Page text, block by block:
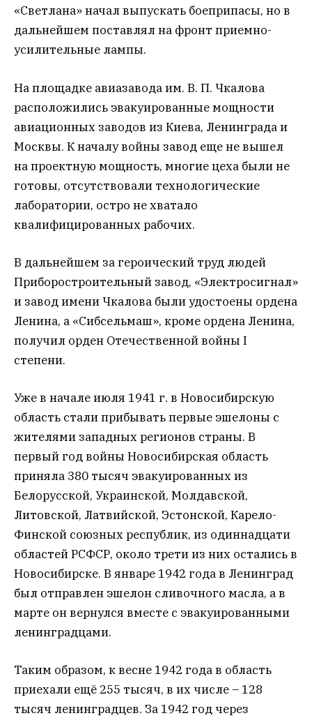
«Светлана» начал выпускать боеприпасы, но в
дальнейшем поставлял на фронт приемно-
усилительные лампы.
На площадке авиазавода им. В. П. Чкалова
расположились эвакуированные мощности
авиационных заводов из Киева, Ленинграда и
Москвы. К началу войны завод еще не вышел
на проектную мощность, многие цеха были не
готовы, отсутствовали технологические
лаборатории, остро не хватало
квалифицированных рабочих.
В дальнейшем за героический труд людей
Приборостроительный завод, «Электросигнал»
и завод имени Чкалова были удостоены ордена
Ленина, а «Сибсельмаш», кроме ордена Ленина,
получил орден Отечественной войны I
степени.
Уже в начале июля 1941 г. в Новосибирскую
область стали прибывать первые эшелоны с
жителями западных регионов страны. В
первый год войны Новосибирская область
приняла 380 тысяч эвакуированных из
Белорусской, Украинской, Молдавской,
Литовской, Латвийской, Эстонской, Карело-
Финской союзных республик, из одиннадцати
областей РСФСР, около трети из них остались в
Новосибирске. В январе 1942 года в Ленинград
был отправлен эшелон сливочного масла, а в
марте он вернулся вместе с эвакуированными
ленинградцами.
Таким образом, к весне 1942 года в область
приехали ещё 255 тысяч, в их числе – 128
тысяч ленинградцев. За 1942 год через